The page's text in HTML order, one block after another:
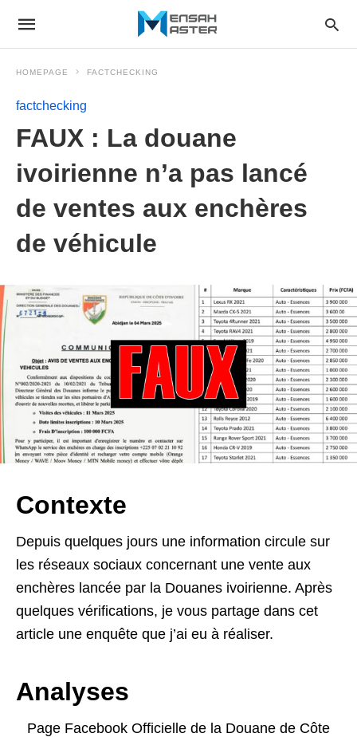
HOMEPAGE FACTCHECKING
factchecking
FAUX : La douane
ivoirienne n’a pas lancé
de ventes aux enchères
de véhicule
Contexte
Depuis quelques jours une information circule sur
les réseaux sociaux concernant une vente aux
enchères lancée par la Douanes ivoirienne. Après
quelques vérifications, je vous partage dans cet
article une enquête que j’ai eu à réaliser.
Analyses
Page Facebook Officielle de la Douane de Côte